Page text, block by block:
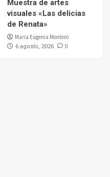
Muestra de artes
visuales «Las delicias
de Renata»
Maria Eugenia Montero
6 agosto, 2026 0